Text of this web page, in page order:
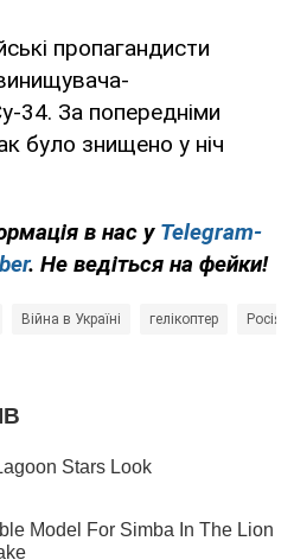
пропагандисти
34. За попередніми
було знищено у ніч
в нас у Telegram-
. Не ведіться на фейки!
Війна в Україні гелікоптер Росія